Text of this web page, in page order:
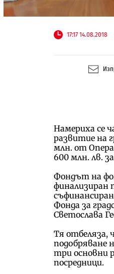
17:17 14.08.2018
Намериха се
развитие на
млн. от
600 млн. лв.
Фондът на
финализиран
Фонда за
Светослава
Тя отбеляза,
подобряване
три основни
посредници.